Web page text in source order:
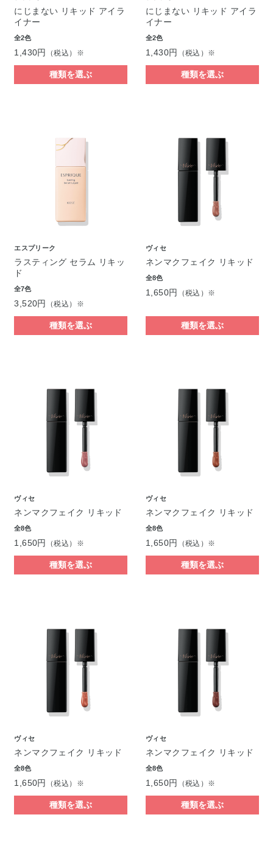
にじまない リキッド アイラ
イナー
全2色
1,430円 （税込）※
種類を選ぶ
にじまない リキッド アイラ
イナー
全2色
1,430円 （税込）※
種類を選ぶ
エスプリーク
ラスティング セラム リキッ
ド
全7色
3,520円 （税込）※
種類を選ぶ
ヴィセ
ネンマクフェイク リキッド
全8色
1,650円 （税込）※
種類を選ぶ
ヴィセ
ネンマクフェイク リキッド
全8色
1,650円 （税込）※
種類を選ぶ
ヴィセ
ネンマクフェイク リキッド
全8色
1,650円 （税込）※
種類を選ぶ
ヴィセ
ネンマクフェイク リキッド
全8色
1,650円 （税込）※
種類を選ぶ
ヴィセ
ネンマクフェイク リキッド
全8色
1,650円 （税込）※
種類を選ぶ